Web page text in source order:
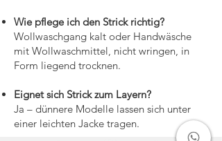
Wie pflege ich den Strick richtig?
Wollwaschgang kalt oder Handwäsche
mit Wollwaschmittel, nicht wringen, in
Form liegend trocknen.
Eignet sich Strick zum Layern?
Ja – dünnere Modelle lassen sich unter
einer leichten Jacke tragen.